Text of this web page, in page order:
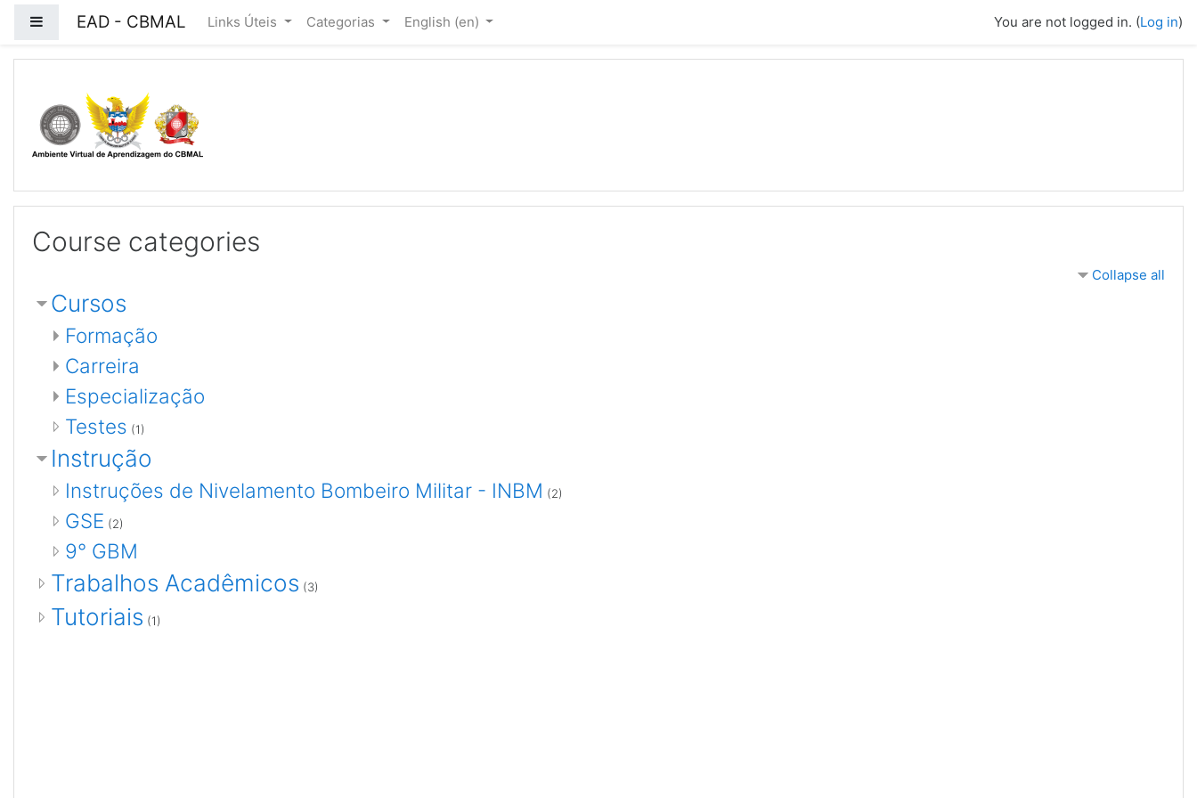
Side panel
EAD - CBMAL Links Úteis Categorias English ‎(en)‎ You are not logged in. (Log in)
Course categories
Collapse all
Cursos
Formação
Carreira
Especialização
Testes (1)
Instrução
Instruções de Nivelamento Bombeiro Militar - INBM (2)
GSE (2)
9° GBM
Trabalhos Acadêmicos (3)
Tutoriais (1)